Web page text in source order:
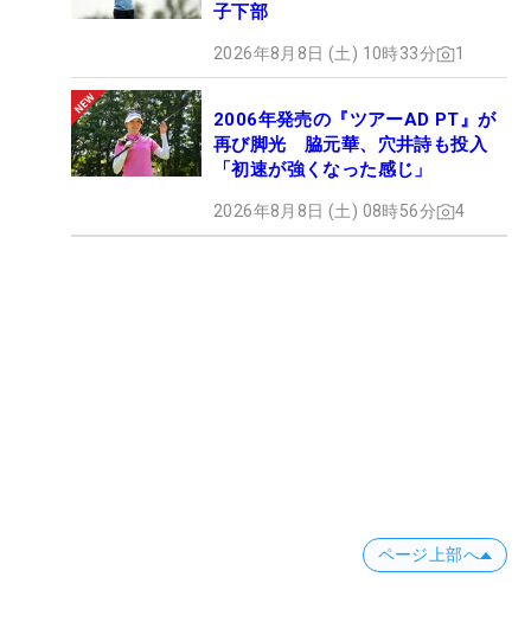
子下部
2026年8月8日 (土) 10時33分 1
2006年発売の『ツアーAD PT』が
再び脚光 脇元華、穴井詩も投入
「初速が強くなった感じ」
2026年8月8日 (土) 08時56分 4
ページ上部へ